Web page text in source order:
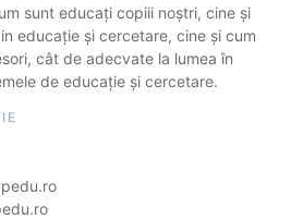
sunt educați copiii noștri, cine și
educație și cercetare, cine și cum
cât de adecvate la lumea în
de educație și cercetare.